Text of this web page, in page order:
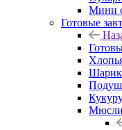
Мини
Готовые
Мюсли